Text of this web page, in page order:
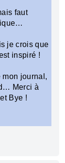
faut
je crois que
inspiré !
mon journal,
Merci à
Bye !